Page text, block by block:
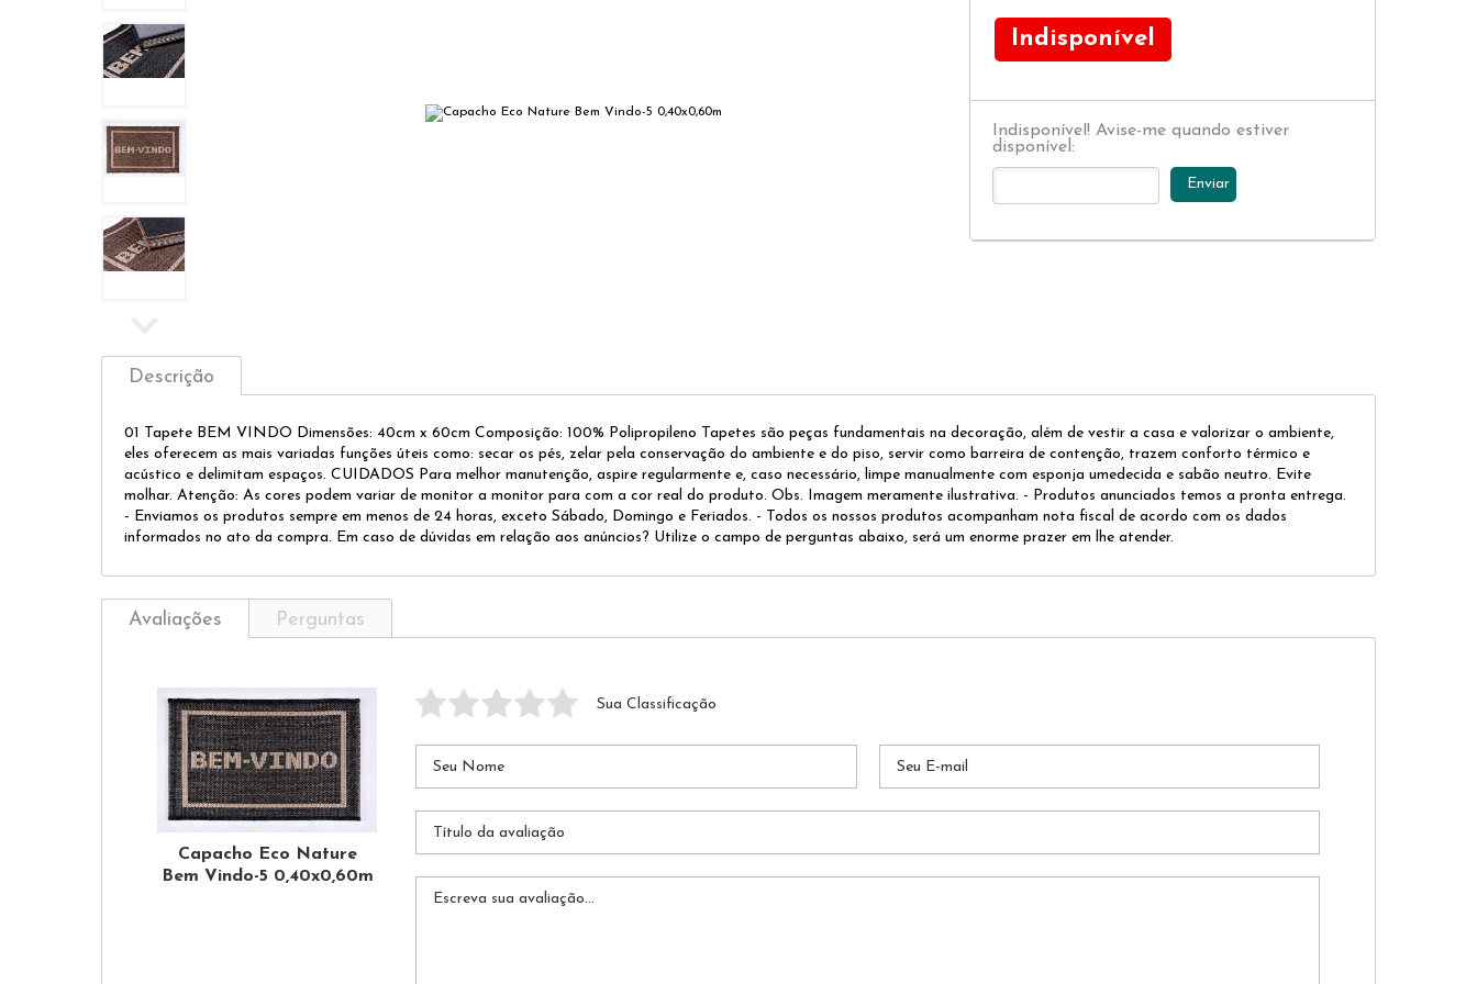
Indisponível
Indisponível! Avise-me quando estiver
disponível:
Enviar
Descrição
01 Tapete BEM VINDO Dimensões: 40cm x 60cm Composição: 100% Polipropileno Tapetes são peças fundamentais na decoração, além de vestir a casa e valorizar o ambiente,
eles oferecem as mais variadas funções úteis como: secar os pés, zelar pela conservação do ambiente e do piso, servir como barreira de contenção, trazem conforto térmico e
acústico e delimitam espaços. CUIDADOS Para melhor manutenção, aspire regularmente e, caso necessário, limpe manualmente com esponja umedecida e sabão neutro. Evite
molhar. Atenção: As cores podem variar de monitor a monitor para com a cor real do produto. Obs. Imagem meramente ilustrativa. - Produtos anunciados temos a pronta entrega.
- Enviamos os produtos sempre em menos de 24 horas, exceto Sábado, Domingo e Feriados. - Todos os nossos produtos acompanham nota fiscal de acordo com os dados
informados no ato da compra. Em caso de dúvidas em relação aos anúncios? Utilize o campo de perguntas abaixo, será um enorme prazer em lhe atender.
Avaliações Perguntas
Capacho Eco Nature
Bem Vindo-5 0,40x0,60m
Sua Classificação